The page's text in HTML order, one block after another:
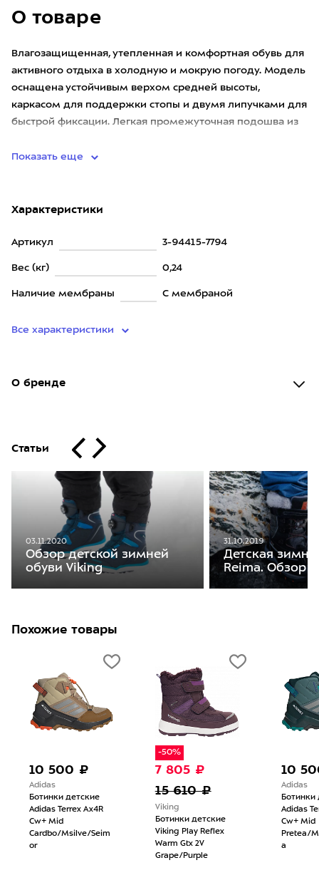
О товаре
Влагозащищенная, утепленная и комфортная обувь для
активного отдыха в холодную и мокрую погоду. Модель
оснащена устойчивым верхом средней высоты,
каркасом для поддержки стопы и двумя липучками для
быстрой фиксации. Легкая промежуточная подошва из
Показать еще
Характеристики
Артикул 3-94415-7794
Вес (кг) 0,24
Наличие мембраны С мембраной
Все характеристики
О бренде
Статьи
03.11.2020
Обзор детской зимней
обуви Viking
31.10.2019
Детская
Reima. Обзор
Похожие товары
10 500 ₽
Adidas
Ботинки детские
Adidas Terrex Ax4R
Cw+ Mid
Cardbo/Msilve/Seim
or
-50%
7 805 ₽
15 610 ₽
Viking
Ботинки детские
Viking Play Reflex
Warm Gtx 2V
Grape/Purple
10
Adidas
Ботинки
Adidas
Cw+ Mid
Pretea/
a